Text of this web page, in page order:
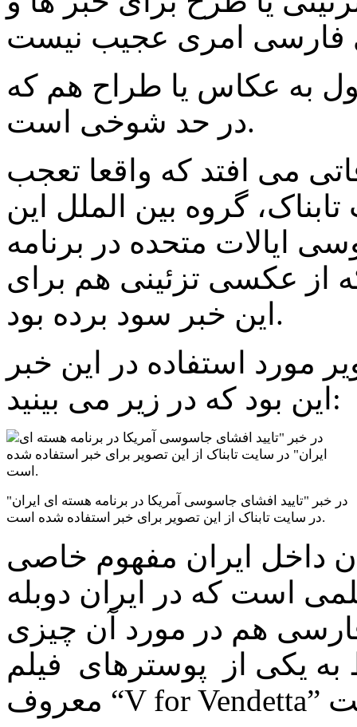
به عکاس یا طراح هم که
در حد شوخی است.
می افتد که واقعا تعجب
گروه بین الملل این
ایالات متحده در برنامه
از عکسی تزئینی هم برای
این خبر سود برده بود.
مورد استفاده در این خبر
این بود که در زیر می بینید:
در خبر "تایید افشای جاسوسی آمریکا در برنامه هسته ای ایران"
در سایت تابناک از این تصویر برای خبر استفاده شده است.
داخل ایران مفهوم خاصی
است که در ایران دوبله
هم در مورد آن چیزی
یکی از پوسترهای فیلم